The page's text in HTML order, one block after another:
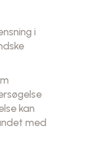
i
kan
med